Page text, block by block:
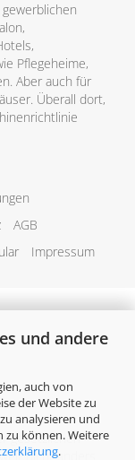
und andere
auch von
der Website zu
analysieren und
zu können. Weitere
.
Pflegeheime,
Aber auch für
Überall dort,
AGB
Impressum
gesetzlichen
nicht anders